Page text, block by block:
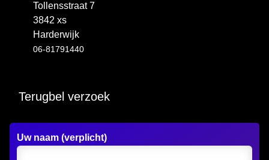
Tollensstraat 7
3842 xs
Harderwijk
06-81791440
Terugbel verzoek
Uw naam (verplicht)